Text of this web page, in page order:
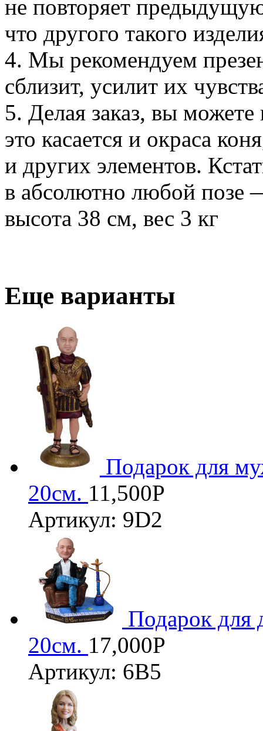
не повторяет
что другого такого
4. Мы рекомендуем
сблизит, усилит их
5. Делая заказ, вы
это касается и окраса
и других элементов.
в абсолютно любой позе
высота 38 см, вес 3 кг
Еще варианты
Подарок для
20см. 11,500Р
Артикул: 9D2
Подарок для
20см. 17,000Р
Артикул: 6В5